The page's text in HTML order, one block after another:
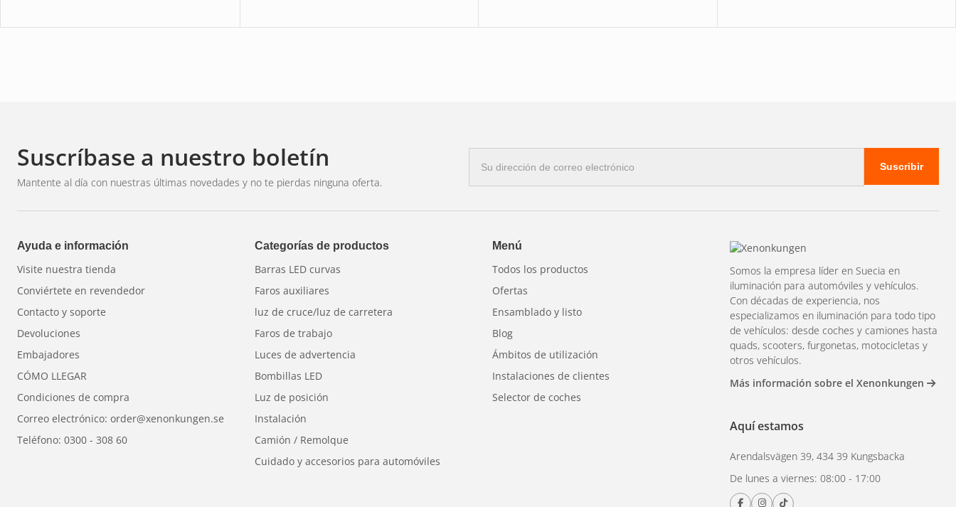
Suscríbase a nuestro boletín
Mantente al día con nuestras últimas novedades y no te pierdas ninguna oferta.
electrónico
Suscribir
Ayuda e información
Visite nuestra tienda
Conviértete en revendedor
Contacto y soporte
Devoluciones
Embajadores
CÓMO LLEGAR
Condiciones de compra
Correo electrónico: order@xenonkungen.se
Teléfono: 0300 - 308 60
Categorías de productos
Barras LED curvas
Faros auxiliares
luz de cruce/luz de carretera
Faros de trabajo
Luces de advertencia
Bombillas LED
Luz de posición
Instalación
Camión / Remolque
Cuidado y accesorios para automóviles
Menú
Todos los productos
Ofertas
Ensamblado y listo
Blog
Ámbitos de utilización
Instalaciones de clientes
Selector de coches
Somos la empresa líder en Suecia en
iluminación para automóviles y vehículos.
Con décadas de experiencia, nos
especializamos en iluminación para todo tipo
de vehículos: desde coches y camiones hasta
quads, scooters, furgonetas, motocicletas y
otros vehículos.
Más información sobre el Xenonkungen
Aquí estamos
Arendalsvägen 39, 434 39 Kungsbacka
De lunes a viernes: 08:00 - 17:00